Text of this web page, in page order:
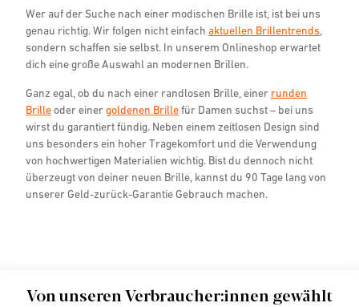
Wer auf der Suche nach einer modischen Brille ist, ist bei uns
genau richtig. Wir folgen nicht einfach aktuellen Brillentrends
sondern schaffen sie selbst. In unserem Onlineshop erwartet
dich eine große Auswahl an modernen Brillen.
Ganz egal, ob du nach einer randlosen Brille, einer runden
Brilleoder einergoldenen Brillefür Damen suchst – bei uns
wirst du garantiert fündig. Neben einem zeitlosen Design sind
uns besonders ein hoher Tragekomfort und die Verwendung
von hochwertigen Materialien wichtig. Bist du dennoch nicht
überzeugt von deiner neuen Brille, kannst du 90 Tage lang von
unserer Geld-zurück-Garantie Gebrauch machen.
Von unseren Verbraucher:innen gewählt